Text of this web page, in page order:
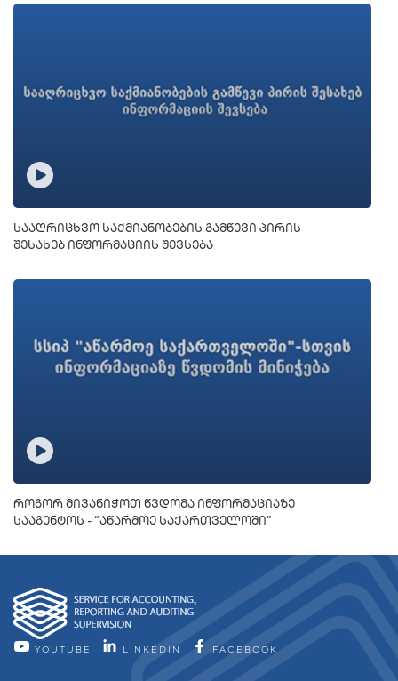
სააღრიცხვო საქმიანობების გამწევი პირის
შესახებ ინფორმაციის შევსება
როგორ მივანიჭოთ წვდომა ინფორმაციაზე
სააგენტოს - “აწარმოე საქართველოში”
YOUTUBE LINKEDIN FACEBOOK